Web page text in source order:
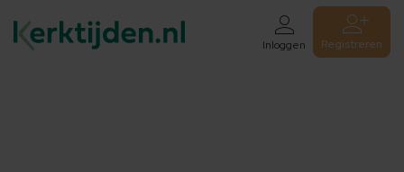
Inloggen Registreren